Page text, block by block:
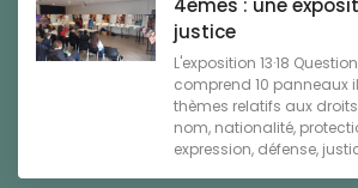
4èmes : une
justice
L'exposition 13·18
comprend 10 panneaux
thèmes relatifs aux
nom, nationalité,
expression, défense,